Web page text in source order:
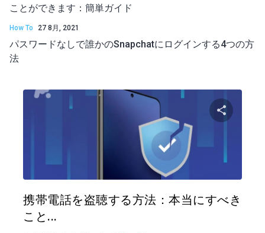
ことができます：簡単ガイド
How To 27 8月, 2021
パスワードなしで誰かのSnapchatにログインする4つの方
法
携帯電話を盗聴する方法：本当にすべき
こと...